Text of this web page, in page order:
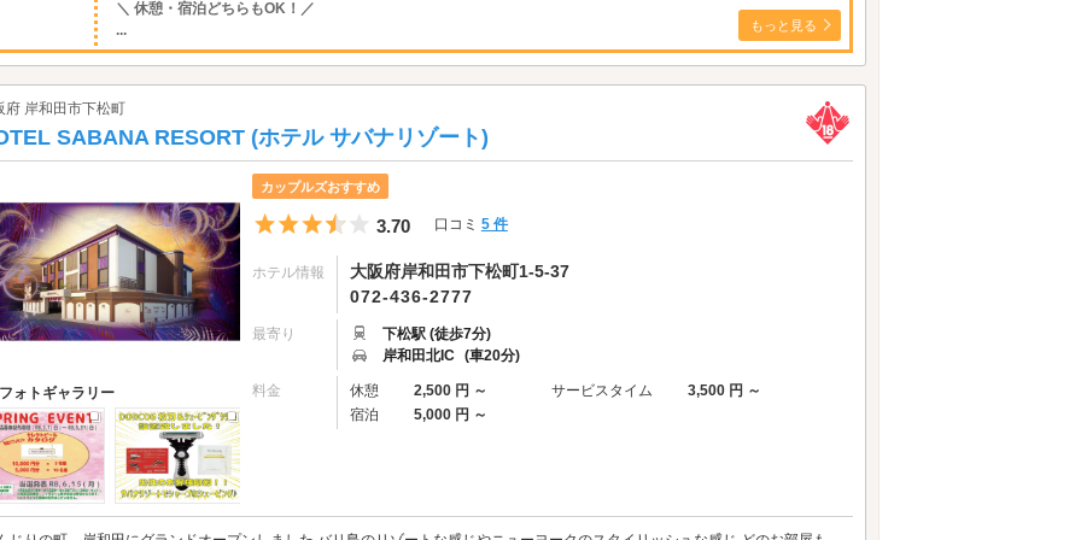
＼ 休憩・宿泊どちらもOK！／
...
もっと見る
府 岸和田市下松町
SABANA RESORT (ホテル サバナリゾート)
フォトギャラリー
カップルズおすすめ
5つ星のうち3.5
3.70 口コミ 5 件
ホテル情報
大阪府岸和田市下松町1-5-37
072-436-2777
最寄り
下松駅 (徒歩7分)
岸和田北IC (車20分)
料金 休憩 2,500 円 ～ サービスタイム
3,500 円 ～
宿泊
5,000 円 ～